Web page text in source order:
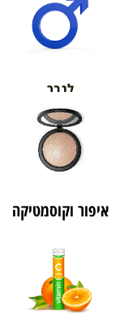
לגבר
איפור וקוסמטיקה